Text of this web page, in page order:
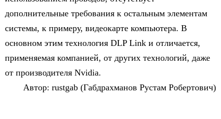
дополнительные требования к остальным элементам
системы, к примеру, видеокарте компьютера. В
основном этим технология DLP Link и отличается,
применяемая компанией, от других технологий, даже
от производителя Nvidia.
Автор: rustgab (Габдрахманов Рустам Робертович)